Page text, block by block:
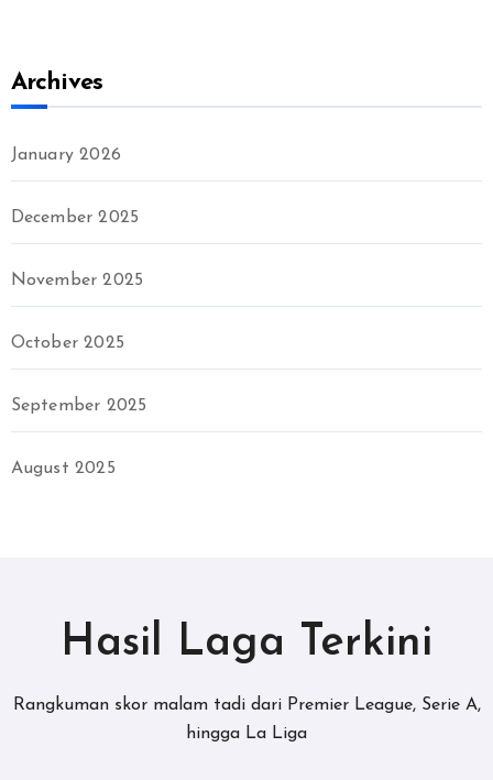
Archives
January 2026
December 2025
November 2025
October 2025
September 2025
August 2025
Hasil Laga Terkini
Rangkuman skor malam tadi dari Premier League, Serie A,
hingga La Liga